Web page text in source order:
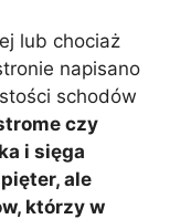
lub chociaż
napisano
schodów
czy
i sięga
ale
którzy w